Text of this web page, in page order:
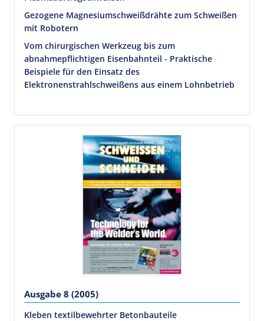
Gezogene Magnesiumschweißdrähte zum Schweißen
mit Robotern
Vom chirurgischen Werkzeug bis zum
abnahmepflichtigen Eisenbahnteil - Praktische
Beispiele für den Einsatz des
Elektronenstrahlschweißens aus einem Lohnbetrieb
Ausgabe 8 (2005)
Kleben textilbewehrter Betonbauteile